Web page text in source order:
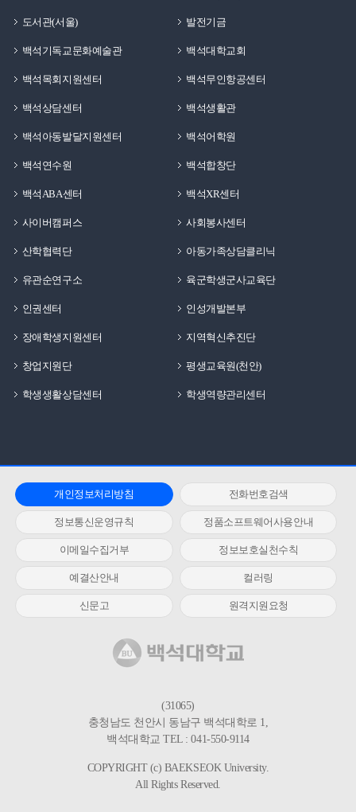
도서관(서울) 발전기금
백석기독교문화예술관 백석대학교회
백석목회지원센터 백석무인항공센터
백석상담센터 백석생활관
백석아동발달지원센터 백석어학원
백석연수원 백석합창단
백석ABA센터 백석XR센터
사이버캠퍼스 사회봉사센터
산학협력단 아동가족상담클리닉
유관순연구소 육군학생군사교육단
인권센터 인성개발본부
장애학생지원센터 지역혁신추진단
창업지원단 평생교육원(천안)
학생생활상담센터 학생역량관리센터
개인정보처리방침 전화번호검색
정보통신운영규칙 정품소프트웨어사용안내
이메일수집거부 정보보호실천수칙
예결산안내 컬러링
신문고 원격지원요청
(31065)
충청남도 천안시 동남구 백석대학로 1,
백석대학교 TEL : 041-550-9114
COPYRIGHT (c) BAEKSEOK University.
All Rights Reserved.